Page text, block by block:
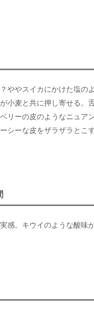
ややスイカにかけた塩の
小麦と共に押し寄せる。
リーの皮のようなニュア
シーな皮をザラザラとこ
感。キウイのような酸味